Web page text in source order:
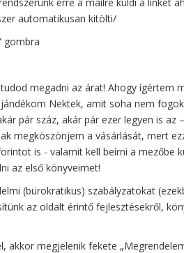
automatikusan kitölti/
gombra
megadni az árat! Ahogy ígértem
Nektek, amit soha nem
pár száz, akár pár ezer legyen is
megköszönjem a vásárlását, mert
is - valamit kell beírni a mezőbe
az első könyveimet!
(bürokratikus) szabályzatokat
az oldalt érintő fejlesztésekről,
akkor megjelenik fekete